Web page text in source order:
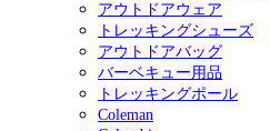
アウトドアウェア
トレッキングシューズ
アウトドアバッグ
バーベキュー用品
トレッキングポール
Coleman